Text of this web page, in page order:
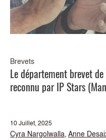
Brevets
Le département brevet
reconnu par IP Stars
10 Juillet, 2025
Cyra Nargolwalla, Anne